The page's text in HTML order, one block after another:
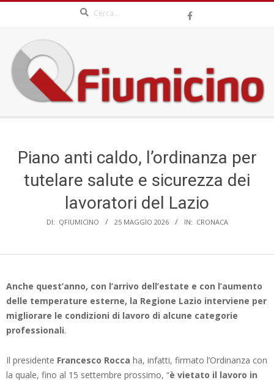
content
QFIUMICINO.COM
MenuPiano anti caldo, l’ordinanza per
tutelare salute e sicurezza dei
lavoratori del Lazio
DI: QFIUMICINO 25 MAGGIO 2026 IN: CRONACA
Anche quest’anno, con l’arrivo dell’estate e con l’aumento
delle temperature esterne, la Regione Lazio interviene per
migliorare le condizioni di lavoro di alcune categorie
professionali.
Il presidente Francesco Rocca ha, infatti, firmato l’Ordinanza con
la quale, fino al 15 settembre prossimo, “è vietato il lavoro in